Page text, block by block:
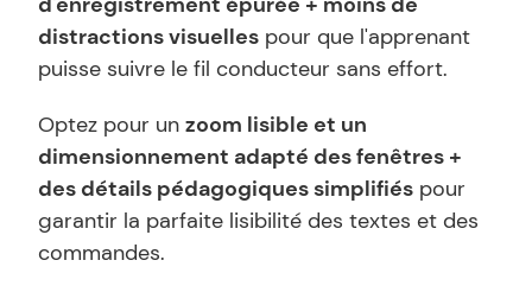
distractions visuelles pour que l'apprenant
puisse suivre le fil conducteur sans effort.
Optez pour un zoom lisible et un
dimensionnement adapté des fenêtres +
des détails pédagogiques simplifiés pour
garantir la parfaite lisibilité des textes et des
commandes.